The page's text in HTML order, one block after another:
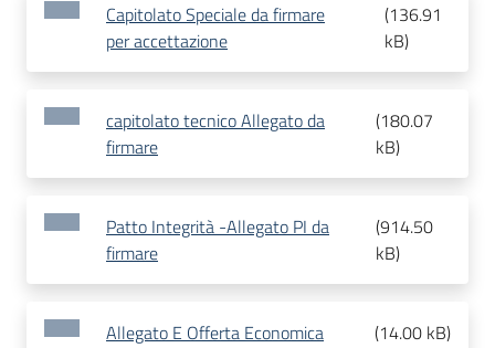
Capitolato Speciale da firmare
per accettazione
(136.91
kB)
capitolato tecnico Allegato da
firmare
(180.07
kB)
Patto Integrità -Allegato PI da
firmare
(914.50
kB)
Allegato E Offerta Economica (14.00 kB)